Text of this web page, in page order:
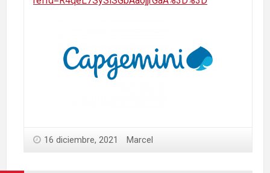
16 diciembre, 2021 Marcel